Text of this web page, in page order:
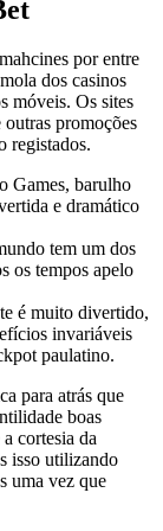
por entre
dos casinos
móveis. Os sites
outras promoções
registados.
Games, barulho
e dramático
tem um dos
os tempos apelo
é muito divertido,
invariáveis
paulatino.
para atrás que
boas
cortesia da
isso utilizando
uma vez que